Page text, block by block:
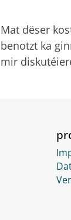
Mat dëser
benotzt ka
mir